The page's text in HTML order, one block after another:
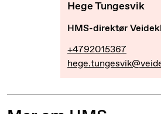
Hege Tungesvik
HMS-direktør
+4792015367